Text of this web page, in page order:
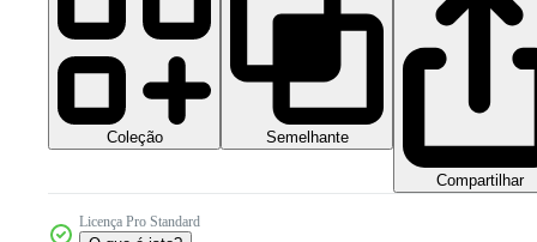
Coleção Semelhante
Compartilhar
Licença Pro Standard